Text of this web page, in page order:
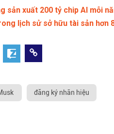
sản xuất 200 tỷ chip AI mỗi
lịch sử sở hữu tài sản hơn
đăng ký nhãn hiệu